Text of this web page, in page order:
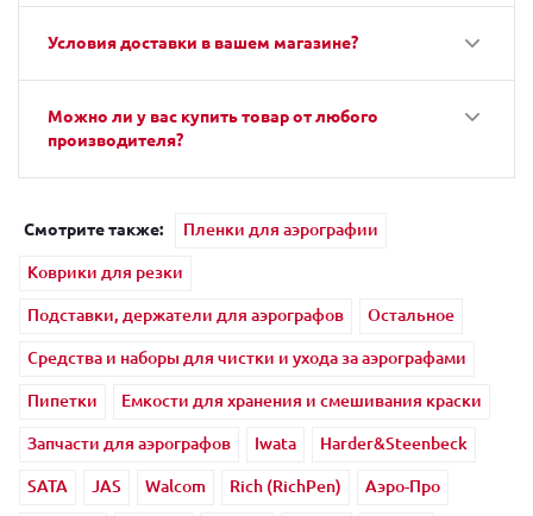
Условия доставки в вашем магазине?
Можно ли у вас купить товар от любого
производителя?
Смотрите также:
Пленки для аэрографии
Коврики для резки
Подставки, держатели для аэрографов
Остальное
Средства и наборы для чистки и ухода за аэрографами
Пипетки
Емкости для хранения и смешивания краски
Запчасти для аэрографов
Iwata
Harder&Steenbeck
SATA
JAS Walcom Rich (RichPen)
Аэро-Про